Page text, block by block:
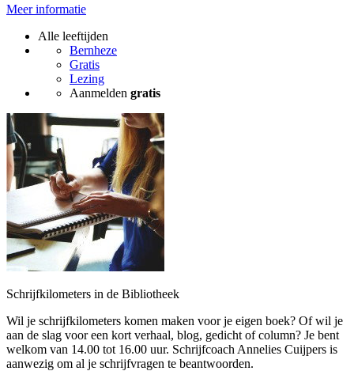
Meer informatie
Alle leeftijden
Bernheze
Gratis
Lezing
Aanmelden gratis
Schrijfkilometers in de Bibliotheek
Wil je schrijfkilometers komen maken voor je eigen boek? Of wil je
aan de slag voor een kort verhaal, blog, gedicht of column? Je bent
welkom van 14.00 tot 16.00 uur. Schrijfcoach Annelies Cuijpers is
aanwezig om al je schrijfvragen te beantwoorden.